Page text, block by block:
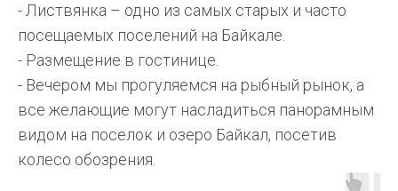
- Листвянка – одно из самых старых и часто
посещаемых поселений на Байкале.
- Размещение в гостинице.
- Вечером мы прогуляемся на рыбный рынок, а
все желающие могут насладиться панорамным
видом на поселок и озеро Байкал, посетив
колесо обозрения.